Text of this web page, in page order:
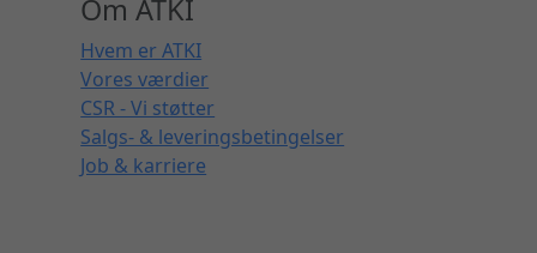
Om ATKI
Hvem er ATKI
Vores værdier
CSR - Vi støtter
Salgs- & leveringsbetingelser
Job & karriere